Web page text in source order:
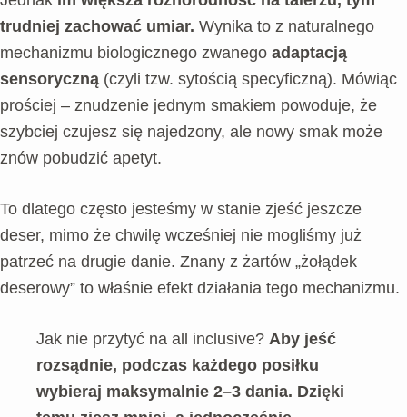
trudniej zachować umiar. Wynika to z naturalnego
mechanizmu biologicznego zwanego adaptacją
sensoryczną (czyli tzw. sytością specyficzną). Mówiąc
prościej – znudzenie jednym smakiem powoduje, że
szybciej czujesz się najedzony, ale nowy smak może
znów pobudzić apetyt.
To dlatego często jesteśmy w stanie zjeść jeszcze
deser, mimo że chwilę wcześniej nie mogliśmy już
patrzeć na drugie danie. Znany z żartów „żołądek
deserowy” to właśnie efekt działania tego mechanizmu.
Jak nie przytyć na all inclusive? Aby jeść
rozsądnie, podczas każdego posiłku
wybieraj maksymalnie 2–3 dania. Dzięki